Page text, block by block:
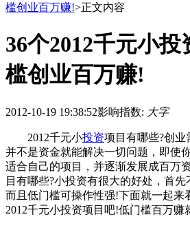
槛创业百万赚!>正文内容
36个2012千元小投
槛创业百万赚!
2012-10-19 19:38:52影响指数: 大字
2012千元小投资项目有哪些?创
并不是资金就能解决一切问题，即使
适合自己的项目，并逐渐发展成百万
目有哪些?小投资有很大的好处，首先
而且低门槛可操作性强!下面就一起来
2012千元小投资项目吧!低门槛百万赚